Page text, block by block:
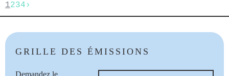
1234 ›
GRILLE DES ÉMISSIONS